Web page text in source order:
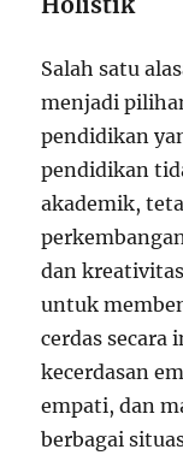
Salah satu
menjadi
pendidikan
pendidikan
akademik,
dan
untuk
cerdas
kecerdasan
empati, dan
berbagai